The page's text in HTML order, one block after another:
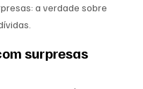
a verdade sobre
surpresas